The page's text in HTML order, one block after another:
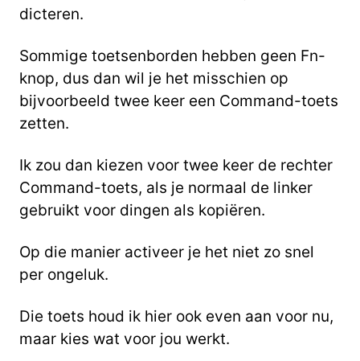
dicteren.
Sommige toetsenborden hebben geen Fn-
knop, dus dan wil je het misschien op
bijvoorbeeld twee keer een Command-toets
zetten.
Ik zou dan kiezen voor twee keer de rechter
Command-toets, als je normaal de linker
gebruikt voor dingen als kopiëren.
Op die manier activeer je het niet zo snel
per ongeluk.
Die toets houd ik hier ook even aan voor nu,
maar kies wat voor jou werkt.